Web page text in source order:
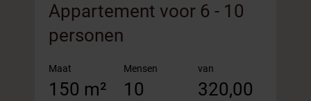
Appartement voor 6 - 10
personen
Maat
150 m²
Mensen
10
van
320,00